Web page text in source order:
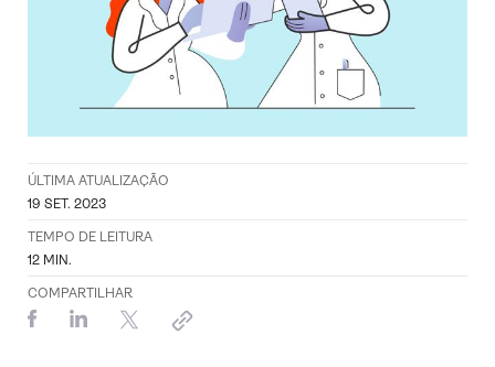
ÚLTIMA ATUALIZAÇÃO
19 SET. 2023
TEMPO DE LEITURA
12 MIN.
COMPARTILHAR